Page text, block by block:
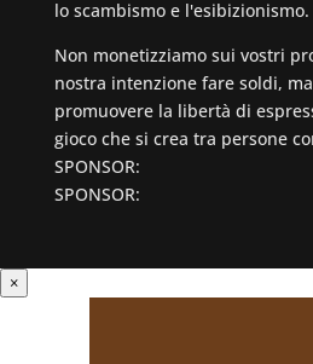
lo scambismo e l'esibizionismo.
Non monetizziamo sui vostri
nostra intenzione fare soldi,
promuovere la libertà di
gioco che si crea tra persone
SPONSOR:
SPONSOR:
×